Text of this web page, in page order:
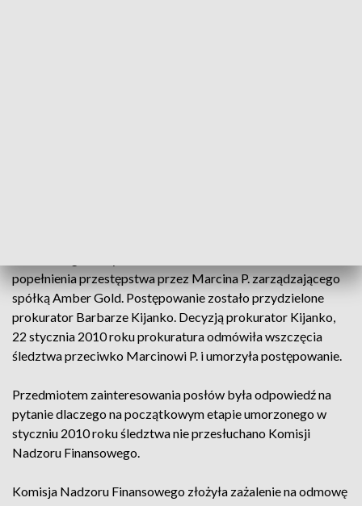
popełnienia przestępstwa przez Marcina P. zarządzającego
spółką Amber Gold. Postępowanie zostało przydzielone
prokurator Barbarze Kijanko. Decyzją prokurator Kijanko,
22 stycznia 2010 roku prokuratura odmówiła wszczęcia
śledztwa przeciwko Marcinowi P. i umorzyła postępowanie.
Przedmiotem zainteresowania posłów była odpowiedź na
pytanie dlaczego na początkowym etapie umorzonego w
styczniu 2010 roku śledztwa nie przesłuchano Komisji
Nadzoru Finansowego.
Komisja Nadzoru Finansowego złożyła zażalenie na odmowę